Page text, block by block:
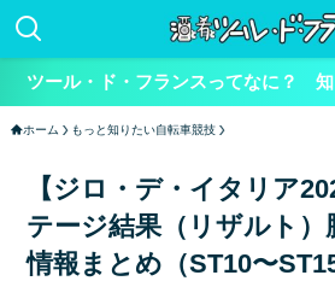
ツール・ド・フランスってなに？
ホーム もっと知りたい自転車競技
【ジロ・デ・イタリア
テージ結果（リザルト）
情報まとめ（ST10〜ST15